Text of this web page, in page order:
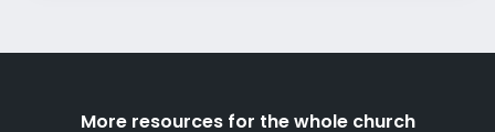
More resources for the whole church